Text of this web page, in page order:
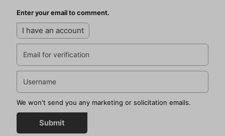
Enter your email to comment.
I have an account
We won't send you any marketing or solicitation emails.
Submit